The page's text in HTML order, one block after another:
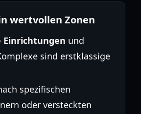
wertvollen Zonen
Einrichtungen und
sind erstklassige
spezifischen
oder versteckten